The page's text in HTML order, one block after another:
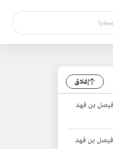
إغلاق
فيصل بن فهد
فيصل بن فهد